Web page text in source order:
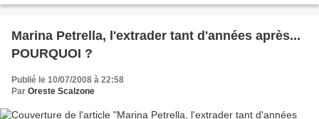
Marina Petrella, l'extrader tant d'années après...
POURQUOI ?
Publié le 10/07/2008 à 22:58
Par Oreste Scalzone